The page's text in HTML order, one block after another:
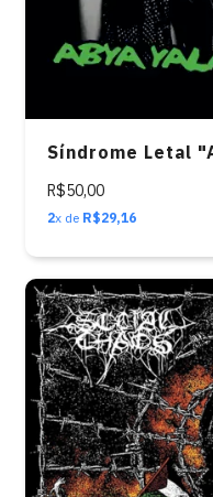
Síndrome Letal
R$50,00
2x de R$29,16